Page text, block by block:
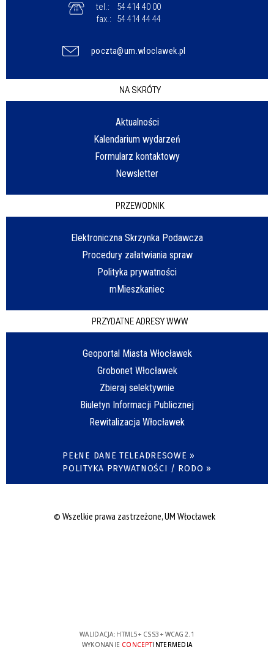
tel.:
54 414 40 00
fax.:
54 414 44 44
poczta@um.wloclawek.pl
NA SKRÓTY
Aktualności
Kalendarium wydarzeń
Formularz kontaktowy
Newsletter
PRZEWODNIK
Elektroniczna Skrzynka Podawcza
Procedury załatwiania spraw
Polityka prywatności
mMieszkaniec
PRZYDATNE ADRESY WWW
Geoportal Miasta Włocławek
Grobonet Włocławek
Zbieraj selektywnie
Biuletyn Informacji Publicznej
Rewitalizacja Włocławek
PEŁNE DANE TELEADRESOWE »
POLITYKA PRYWATNOŚCI / RODO »
© Wszelkie prawa zastrzeżone, UM Włocławek
WALIDACJA: HTML5+ CSS3 + WCAG 2.1
WYKONANIE CONCEPTINTERMEDIA